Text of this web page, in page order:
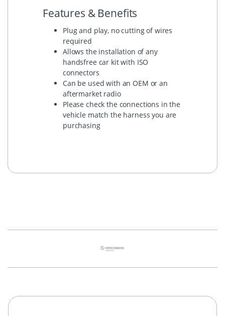
Features & Benefits
Plug and play, no cutting of wires
required
Allows the installation of any
handsfree car kit with ISO
connectors
Can be used with an OEM or an
aftermarket radio
Please check the connections in the
vehicle match the harness you are
purchasing